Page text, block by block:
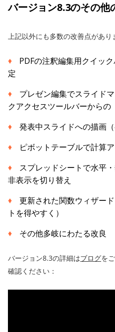
バージョン8.3のその他
上記以外にも多数の改善点があり
PDFの注釈編集用クイッ
定
プレゼン編集でスライド
クアクセスツールバーからの
発表中スライドへの描画
ピボットテーブルで計算
スプレッドシートで水平
非表示を切り替え
更新された関数ウィザー
トを得やすく）
その他多岐にわたる改良
バージョン8.3の詳細はブログを
確認ください：